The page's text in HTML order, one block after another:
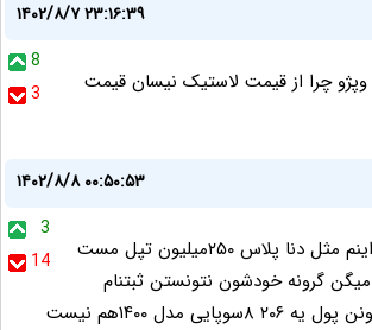
۱۴۰۲/۸/۷ ۲۳:۱۶:۳۹
8
3
چرا از قیمت لاستیک نیسان قیمت
۱۴۰۲/۸/۸ ۰۰:۵۰:۵۳
3
14
بازم مفته به نظرم اینم مثل دنا پلاس ۲۵۰میلیون تپل مست
گرونه خودشون نتونستن ثبتنام
کنن.خودشونم میدونن پول یه ۲۰۶ ۸سوپایی مدل ۱۴۰۰هم نیست